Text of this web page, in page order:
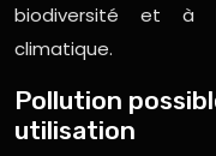
biodiversité et à
climatique.
Pollution
utilisation